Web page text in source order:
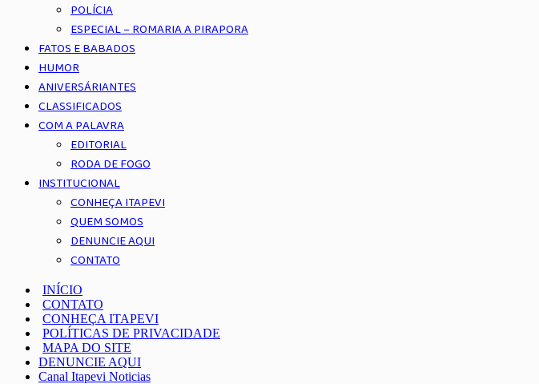
POLÍCIA
ESPECIAL – ROMARIA A PIRAPORA
FATOS E BABADOS
HUMOR
ANIVERSÁRIANTES
CLASSIFICADOS
COM A PALAVRA
EDITORIAL
RODA DE FOGO
INSTITUCIONAL
CONHEÇA ITAPEVI
QUEM SOMOS
DENUNCIE AQUI
CONTATO
INÍCIO
CONTATO
CONHEÇA ITAPEVI
POLÍTICAS DE PRIVACIDADE
MAPA DO SITE
DENUNCIE AQUI
Canal Itapevi Noticias